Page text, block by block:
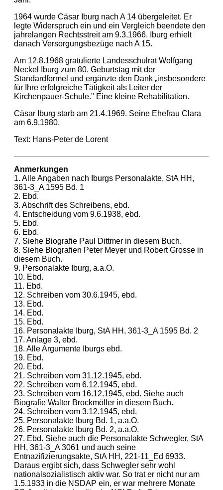
1964 wurde Cäsar Iburg nach A 14 übergeleitet. Er
legte Widerspruch ein und ein Vergleich beendete den
jahrelangen Rechtsstreit am 9.3.1966. Iburg erhielt
danach Versorgungsbezüge nach A 15.
Am 12.8.1968 gratulierte Landesschulrat Wolfgang
Neckel Iburg zum 80. Geburtstag mit der
Standardformel und ergänzte den Dank „insbesondere
für Ihre erfolgreiche Tätigkeit als Leiter der
Kirchenpauer-Schule." Eine kleine Rehabilitation.
Cäsar Iburg starb am 21.4.1969. Seine Ehefrau Clara
am 6.9.1980.
Text: Hans-Peter de Lorent
Anmerkungen
1. Alle Angaben nach Iburgs Personalakte, StA HH,
361-3_A 1595 Bd. 1
2. Ebd.
3. Abschrift des Schreibens, ebd.
4. Entscheidung vom 9.6.1938, ebd.
5. Ebd.
6. Ebd.
7. Siehe Biografie Paul Dittmer in diesem Buch.
8. Siehe Biografien Peter Meyer und Robert Grosse in
diesem Buch.
9. Personalakte Iburg, a.a.O.
10. Ebd.
11. Ebd.
12. Schreiben vom 30.6.1945, ebd.
13. Ebd.
14. Ebd.
15. Ebd.
16. Personalakte Iburg, StA HH, 361-3_A 1595 Bd. 2
17. Anlage 3, ebd.
18. Alle Argumente Iburgs ebd.
19. Ebd.
20. Ebd.
21. Schreiben vom 31.12.1945, ebd.
22. Schreiben vom 6.12.1945, ebd.
23. Schreiben vom 16.12.1945, ebd. Siehe auch
Biografie Walter Brockmöller in diesem Buch.
24. Schreiben vom 3.12.1945, ebd.
25. Personalakte Iburg Bd. 1, a.a.O.
26. Personalakte Iburg Bd. 2, a.a.O.
27. Ebd. Siehe auch die Personalakte Schwegler, StA
HH, 361-3_A 3061 und auch seine
Entnazifizierungsakte, StA HH, 221-11_Ed 6933.
Daraus ergibt sich, dass Schwegler sehr wohl
nationalsozialistisch aktiv war. So trat er nicht nur am
1.5.1933 in die NSDAP ein, er war mehrere Monate